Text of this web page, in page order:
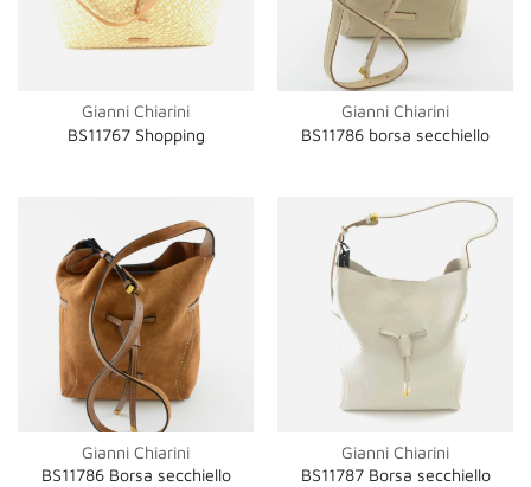
Gianni Chiarini
BS11767 Shopping
Gianni Chiarini
BS11786 borsa secchiello
Gianni Chiarini
BS11786 Borsa secchiello
Gianni Chiarini
BS11787 Borsa secchiello